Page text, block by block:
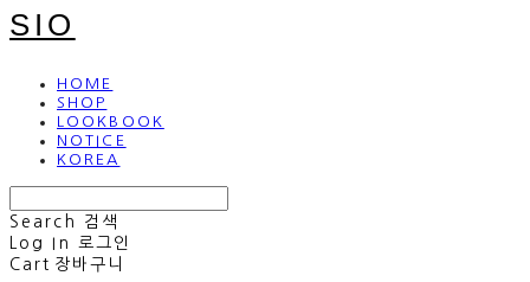
SIO
HOME
SHOP
LOOKBOOK
NOTICE
KOREA
Search
검색
Log In
로그인
Cart 장바구니